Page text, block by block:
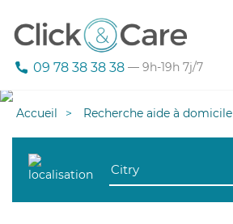
09 78 38 38 38 — 9h-19h 7j/7
Accueil Recherche aide à domicile